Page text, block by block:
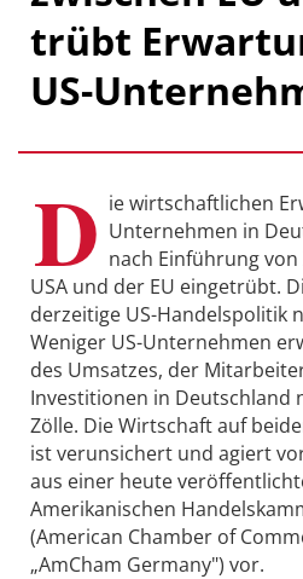
trübt
US-
D ie wirtschaftlichen
Unternehmen in
nach Einführung
USA und der EU eingetrübt.
derzeitige US-Handelspolitik
Weniger US-Unternehmen
des Umsatzes, der
Investitionen in Deutschland
Zölle. Die Wirtschaft auf
ist verunsichert und agiert
aus einer heute
Amerikanischen
(American Chamber of
„AmCham Germany") vor.